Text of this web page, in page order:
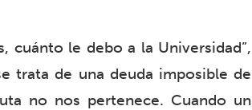
cuánto le debo a la Universidad”,
trata de una deuda imposible de
no nos pertenece. Cuando un